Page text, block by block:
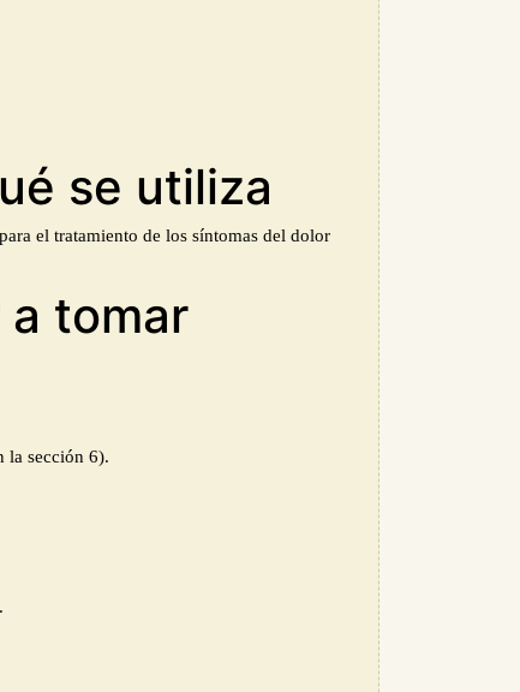
se utiliza
el tratamiento de los síntomas del dolor
tomar
la sección 6).